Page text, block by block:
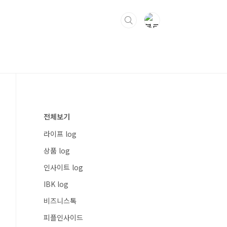
전체보기
라이프 log
상품 log
인사이트 log
IBK log
비즈니스톡
피플인사이드